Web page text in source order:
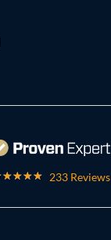
233 Reviews